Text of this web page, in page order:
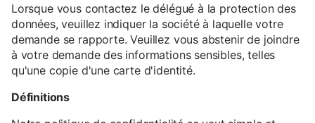
Lorsque vous contactez le délégué à la protection des
données, veuillez indiquer la société à laquelle votre
demande se rapporte. Veuillez vous abstenir de joindre
à votre demande des informations sensibles, telles
qu'une copie d'une carte d'identité.
Définitions